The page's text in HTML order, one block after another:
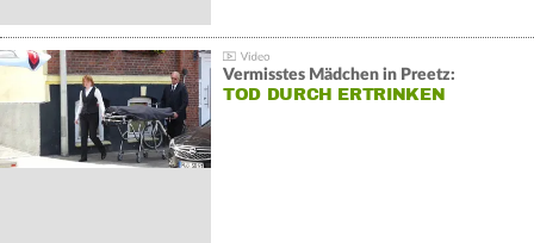
Vermisstes Mädchen in Preetz:
TOD DURCH ERTRINKEN